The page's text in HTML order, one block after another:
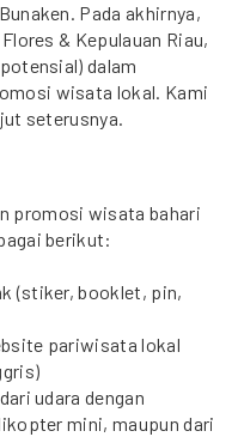
Pada akhirnya,
& Kepulauan Riau,
dalam
wisata lokal. Kami
seterusnya.
promosi wisata bahari
berikut:
(stiker, booklet, pin,
pariwisata lokal
udara dengan
mini, maupun dari